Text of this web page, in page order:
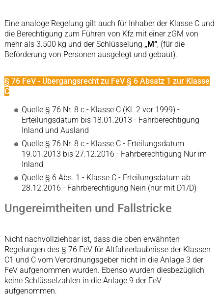
Eine analoge Regelung gilt auch für Inhaber der Klasse C und
die Berechtigung zum Führen von Kfz mit einer zGM von
mehr als 3.500 kg und der Schlüsselung „M“, (für die
Beförderung von Personen ausgelegt und gebaut).
§ 76 FeV - Übergangsrecht zu FeV § 6 Absatz 1 zur Klasse
C
Quelle § 76 Nr. 8 c - Klasse C (Kl. 2 vor 1999) -
Erteilungsdatum bis 18.01.2013 - Fahrberechtigung
Inland und Ausland
Quelle § 76 Nr. 8 c - Klasse C - Erteilungsdatum
19.01.2013 bis 27.12.2016 - Fahrberechtigung Nur im
Inland
Quelle § 6 Abs. 1 - Klasse C - Erteilungsdatum ab
28.12.2016 - Fahrberechtigung Nein (nur mit D1/D)
Ungereimtheiten und Fallstricke
Nicht nachvollziehbar ist, dass die oben erwähnten
Regelungen des § 76 FeV für Altfahrerlaubnisse der Klassen
C1 und C vom Verordnungsgeber nicht in die Anlage 3 der
FeV aufgenommen wurden. Ebenso wurden diesbezüglich
keine Schlüsselzahlen in die Anlage 9 der FeV
aufgenommen.